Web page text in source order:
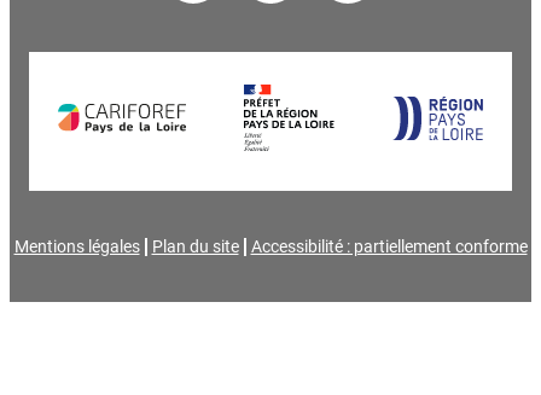
Mentions légales Plan du site Accessibilité : partiellement conforme